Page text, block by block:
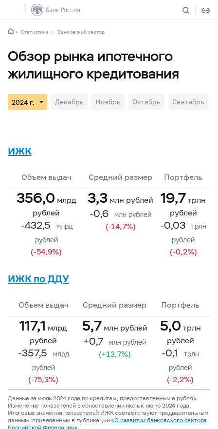
Статистика Банковский сектор
Обзор рынка ипотечного
жилищного кредитования
Декабрь Ноябрь Октябрь Сентябрь
ИЖК
Объем выдач Средний размер Портфель
356,0 млрд
рублей
-432,5
млрд
рублей
(-54,9%)
3,3 млн рублей
-0,6 млн рублей
(-14,7%)
19,7 трлн
рублей
-0,03
трлн
рублей
(-0,2%)
ИЖК по ДДУ
Объем выдач Средний размер Портфель
117,1 млрд
рублей
-357,5
млрд
рублей
(-75,3%)
5,7 млн рублей
+0,7 млн рублей
(+13,7%)
5,0 трлн
рублей
-0,1
трлн
рублей
(-2,2%)
Данные за июль 2024 года по кредитам, предоставленным в рублях.
Изменение показателей в сопоставлении июль к июню 2024 года.
Итоговые значения показателей ИЖК соответствуют предварительным
данным, приведенным в публикации«О развитии банковского сектора
Российской Федерации».